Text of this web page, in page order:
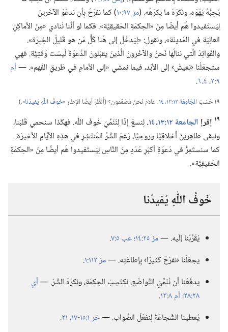
يُحِبُّهُ يَهْوَه،‏ ونكرَهَ ما يكرَهُه.‏ (‏مز ٩٧:‏١٠
‏)‏ كما نفرَحُ بِأن ندعُوَ الآخَرينَ
لِيَستَفيدوا هُم أيضًا مِنَ «الحِكمَةِ الحَقيقِيَّة».‏ فكما لو أنَّنا نُنادي «مِنَ الأماكِنِ
العالِيَة في المَدينَة»،‏ ونقول:‏ «لِيَدخُلْ إلى هُنا كُلُّ مَن هو قَليلُ الخِبرَة».‏
والفَوائِدُ الَّتي ننالُها نَحنُ والآخَرونَ الَّذينَ يقبَلونَ الدَّعوَةَ لَيسَت وَقتِيَّة.‏ فهي
ستجعَلُنا ‹نعيشُ› إلى الأبَد،‏ فيما نمشي «إلى الأمامِ في طَريقِ الفَهم».‏ —‏أم
٩:‏٣،‏ ٤،‏
‏.‏
١٩حَسَبَالجَامِعَة ١٢:‏١٣،‏ ١٤ ‏،‏ علامَ نَحنُ مُصَمِّمون؟‏ (‏أُنظُرْ أيضًا الإطار «‏خَوفُ اللّٰهِ يُفيدُنا‏».‏)‏
١٩ إقرإ الجامعة ١٢:‏١٣،‏ ١٤ ‏.‏لِنسعَ إذًا لِنُنَمِّيَ خَوفَ اللّٰه.‏ فهكَذا سنحمي قَلبَنا،‏
ونبقى طاهِرينَ أخلاقِيًّا وروحِيًّا،‏ رَغمَ الشَّرِّ المُنتَشِرِ في هذِهِ الأيَّامِ الأخيرَة.‏
كما سنستَمِرُّ في دَعوَةِ أكبَرِ عَدَدٍ مِنَ النَّاسِ لِيَستَفيدوا هُم أيضًا مِنَ «الحِكمَةِ
الحَقيقِيَّة».‏
خَوفُ اللّٰهِ يُفيدُنا
يُقَرِّبُنا إلَيه.‏ —‏مز ٢٥:‏١٤؛‏ عب ٥:‏٧
‏.‏
يجعَلُنا ‹نفرَحُ كَثيرًا› بِإطاعَتِه.‏ —‏مز ١١٢:‏١
‏.‏
يدفَعُنا أن نُنَمِّيَ التَّواضُع،‏ نكتَسِبَ الحِكمَة،‏ ونكرَهَ الشَّرّ.‏ —‏أي
٢٨:‏٢٨؛‏
أم ٨:‏١٣
‏.‏
يُعطينا الشَّجاعَةَ لِنفعَلَ الصَّواب.‏ —‏خر ١:‏١٥-‏١٧،‏
‏.‏